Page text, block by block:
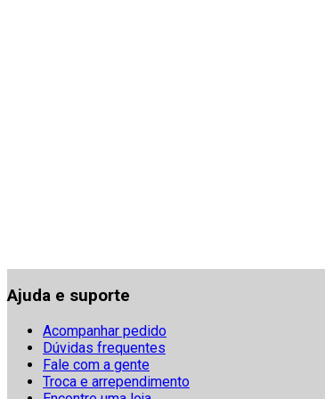
Ajuda e suporte
Acompanhar pedido
Dúvidas frequentes
Fale com a gente
Troca e arrependimento